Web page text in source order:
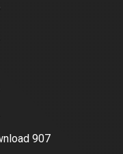
907